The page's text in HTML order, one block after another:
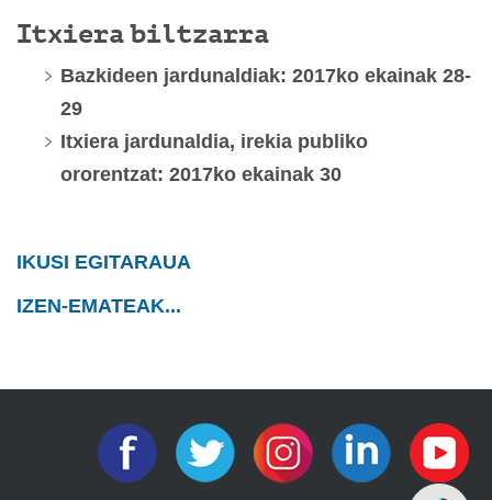
Itxiera biltzarra
Bazkideen jardunaldiak: 2017ko ekainak 28-
29
Itxiera jardunaldia, irekia publiko
ororentzat: 2017ko ekainak 30
IKUSI EGITARAUA
IZEN-EMATEAK...